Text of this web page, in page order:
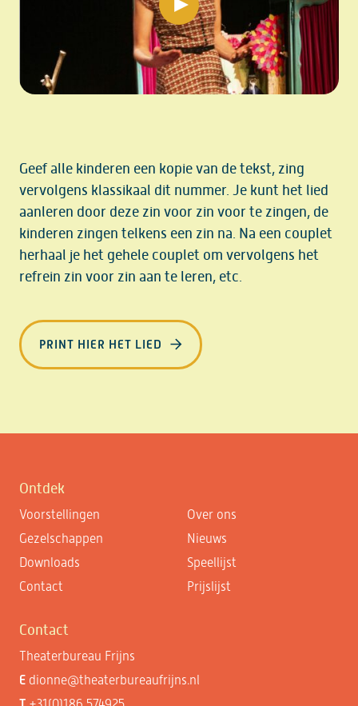
play video
Geef alle kinderen een kopie van de tekst, zing
vervolgens klassikaal dit nummer. Je kunt het lied
aanleren door deze zin voor zin voor te zingen, de
kinderen zingen telkens een zin na. Na een couplet
herhaal je het gehele couplet om vervolgens het
refrein zin voor zin aan te leren, etc.
PRINT HIER HET LIED
Ontdek
Voorstellingen
Over ons
Gezelschappen
Nieuws
Downloads
Speellijst
Contact
Prijslijst
Contact
Theaterbureau Frijns
E dionne@theaterbureaufrijns.nl